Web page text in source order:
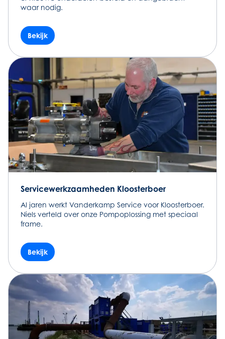
waar nodig.
Bekijk
Servicewerkzaamheden Kloosterboer
Al jaren werkt Vanderkamp Service voor Kloosterboer.
Niels verteld over onze Pompoplossing met speciaal
frame.
Bekijk